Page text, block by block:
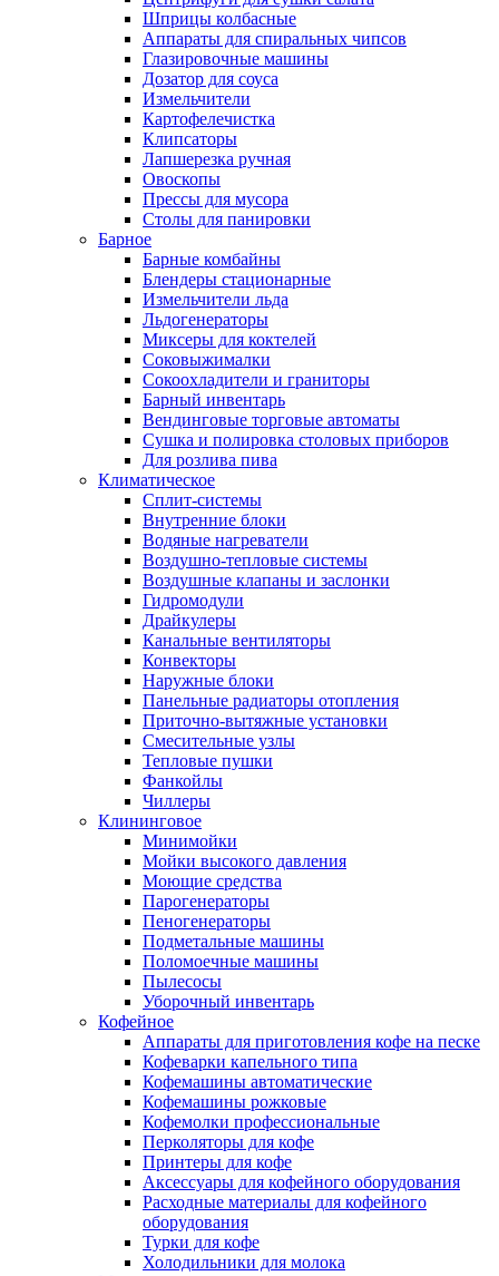
Шприцы колбасные
Аппараты для спиральных чипсов
Глазировочные машины
Дозатор для соуса
Измельчители
Картофелечистка
Клипсаторы
Лапшерезка ручная
Овоскопы
Прессы для мусора
Столы для панировки
Барное
Барные комбайны
Блендеры стационарные
Измельчители льда
Льдогенераторы
Миксеры для коктелей
Соковыжималки
Сокоохладители и граниторы
Барный инвентарь
Вендинговые торговые автоматы
Сушка и полировка столовых приборов
Для розлива пива
Климатическое
Сплит-системы
Внутренние блоки
Водяные нагреватели
Воздушно-тепловые системы
Воздушные клапаны и заслонки
Гидромодули
Драйкулеры
Канальные вентиляторы
Конвекторы
Наружные блоки
Панельные радиаторы отопления
Приточно-вытяжные установки
Смесительные узлы
Тепловые пушки
Фанкойлы
Чиллеры
Клининговое
Минимойки
Мойки высокого давления
Моющие средства
Парогенераторы
Пеногенераторы
Подметальные машины
Поломоечные машины
Пылесосы
Уборочный инвентарь
Кофейное
Аппараты для приготовления кофе на песке
Кофеварки капельного типа
Кофемашины автоматические
Кофемашины рожковые
Кофемолки профессиональные
Перколяторы для кофе
Принтеры для кофе
Аксессуары для кофейного оборудования
Расходные материалы для кофейного
оборудования
Турки для кофе
Холодильники для молока